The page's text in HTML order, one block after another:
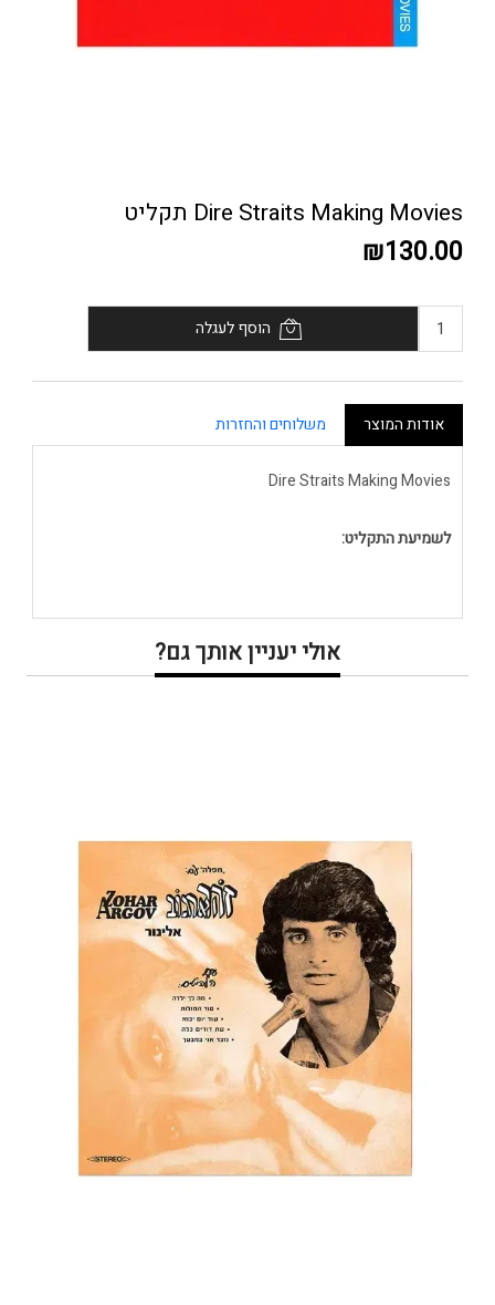
Dire Straits Making Movies תקליט
₪130.00
הוסף לעגלה
אודות המוצר משלוחים והחזרות
Dire Straits Making Movies
לשמיעת התקליט:
אולי יעניין אותך גם?